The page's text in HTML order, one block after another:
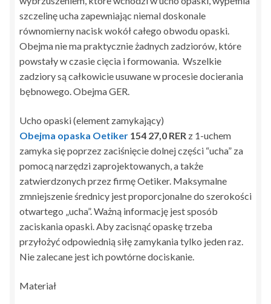
szczelinę ucha zapewniając niemal doskonale
równomierny nacisk wokół całego obwodu opaski.
Obejma nie ma praktycznie żadnych zadziorów, które
powstały w czasie cięcia i formowania. Wszelkie
zadziory są całkowicie usuwane w procesie docierania
bębnowego. Obejma GER.
Ucho opaski (element zamykający)
Obejma opaska Oetiker 154 27,0 RER z 1-uchem
zamyka się poprzez zaciśnięcie dolnej części “ucha” za
pomocą narzędzi zaprojektowanych, a także
zatwierdzonych przez firmę Oetiker. Maksymalne
zmniejszenie średnicy jest proporcjonalne do szerokości
otwartego „ucha”. Ważną informację jest sposób
zaciskania opaski. Aby zacisnąć opaskę trzeba
przyłożyć odpowiednią siłę zamykania tylko jeden raz.
Nie zalecane jest ich powtórne dociskanie.
Materiał